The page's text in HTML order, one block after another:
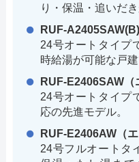
り・保温・追いだ
RUF-A2405SAW(B)
24号オートタイプ
時給湯が可能な戸
RUF-E2406SAW（
24号オートタイプ
応の先進モデル。
RUF-E2406AW（エ
24号フルオートタ